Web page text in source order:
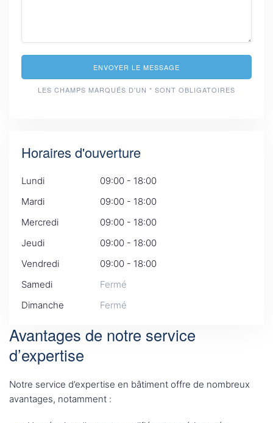
ENVOYER LE MESSAGE
LES CHAMPS MARQUÉS D'UN * SONT OBLIGATOIRES
Horaires d'ouverture
Lundi
09:00 - 18:00
Mardi
09:00 - 18:00
Mercredi
09:00 - 18:00
Jeudi
09:00 - 18:00
Vendredi
09:00 - 18:00
Samedi
Fermé
Dimanche
Fermé
Avantages de notre service
d’expertise
Notre service d’expertise en bâtiment offre de nombreux
avantages, notamment :